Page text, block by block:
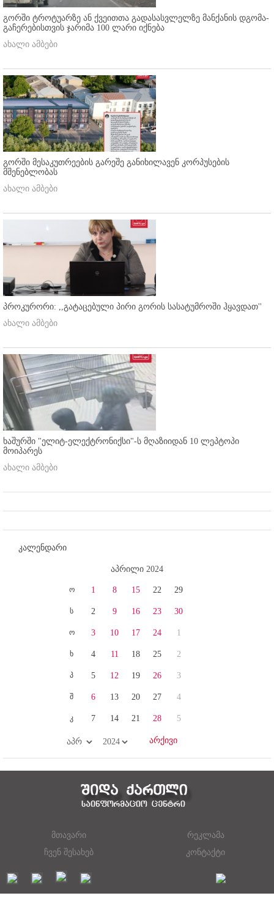
გორში ტროტუარზე ან ქვეითთა გადასასვლელზე მანქანის დგომა-
გაჩერებისთვის ჯარიმა 100 ლარი იქნება
ახალი ამბები
გორში მესაკუთრეების გარეშე განიხილავენ კორპუსების
მშენებლობას
ახალი ამბები
პროკურორი: ,,გატაცებული პირი გორის სასატუმროში ჰყავდათ''
ახალი ამბები
ხაშურში "ელიტ-ელექტრონიქსი"-ს მღაზიიდან 10 ლეპტოპი
მოიპარეს
ახალი ამბები
კალენდარი
აპრილი 2024
ო
ს
ო
ხ
პ
შ
კ
1
2
3
4
5
6
7
8
9
10
11
12
13
14
15
16
17
18
19
20
21
22
23
24
25
26
27
28
29
30
1
2
3
4
5
მთავარი
რეკლამა
ჩვენ შესახებ
კონტაქტი